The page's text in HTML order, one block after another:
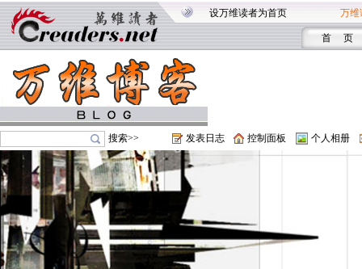
设万维读者为首页 万维
首 页
搜索>> 发表日志 控制面板 个人相册